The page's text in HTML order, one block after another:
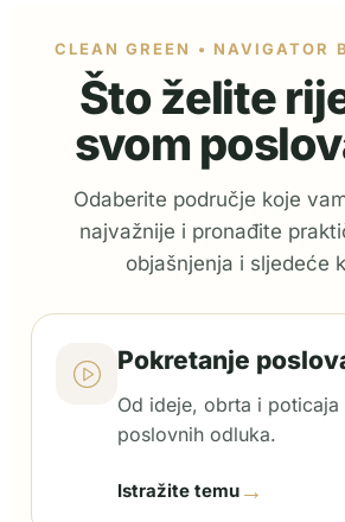
CLEAN GREEN • NAVIGATOR
Što želite
svom
Odaberite područje koje
najvažnije i pronađite
objašnjenja i sljedeće
Pokretanje
Od ideje, obrta i
poslovnih odluka.
Istražite temu →